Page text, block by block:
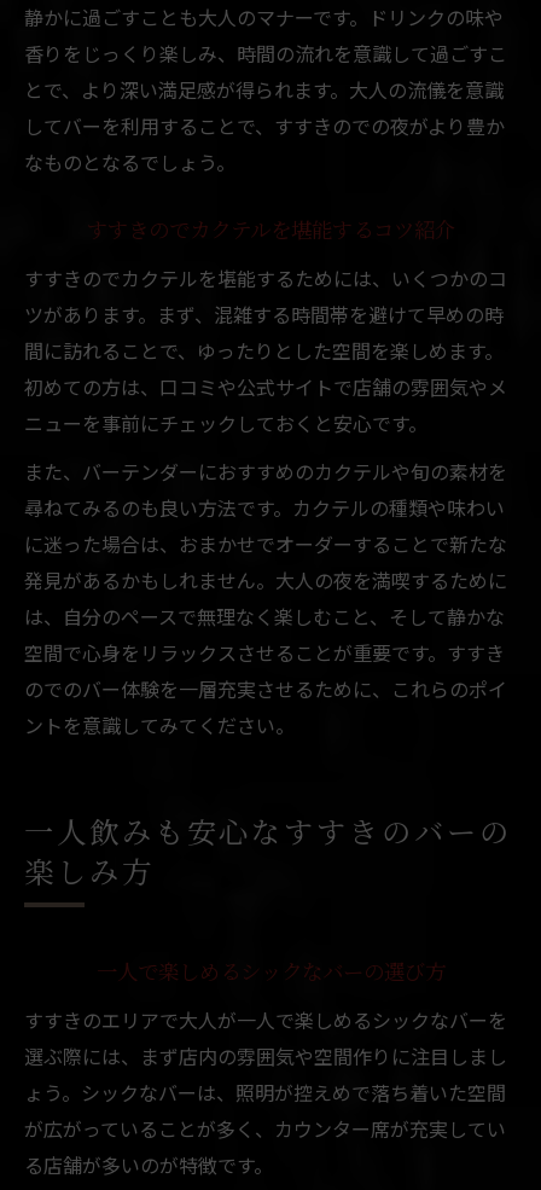
静かに過ごすことも大人のマナーです。ドリンクの味や
香りをじっくり楽しみ、時間の流れを意識して過ごすこ
とで、より深い満足感が得られます。大人の流儀を意識
してバーを利用することで、すすきのでの夜がより豊か
なものとなるでしょう。
すすきのでカクテルを堪能するコツ紹介
すすきのでカクテルを堪能するためには、いくつかのコ
ツがあります。まず、混雑する時間帯を避けて早めの時
間に訪れることで、ゆったりとした空間を楽しめます。
初めての方は、口コミや公式サイトで店舗の雰囲気やメ
ニューを事前にチェックしておくと安心です。
また、バーテンダーにおすすめのカクテルや旬の素材を
尋ねてみるのも良い方法です。カクテルの種類や味わい
に迷った場合は、おまかせでオーダーすることで新たな
発見があるかもしれません。大人の夜を満喫するために
は、自分のペースで無理なく楽しむこと、そして静かな
空間で心身をリラックスさせることが重要です。すすき
のでのバー体験を一層充実させるために、これらのポイ
ントを意識してみてください。
一人飲みも安心なすすきのバーの
楽しみ方
一人で楽しめるシックなバーの選び方
すすきのエリアで大人が一人で楽しめるシックなバーを
選ぶ際には、まず店内の雰囲気や空間作りに注目しまし
ょう。シックなバーは、照明が控えめで落ち着いた空間
が広がっていることが多く、カウンター席が充実してい
る店舗が多いのが特徴です。